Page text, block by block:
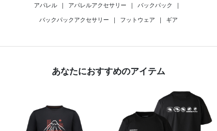
アパレル | アパレルアクセサリー | バックパック
|
バックパックアクセサリー
| フットウェア | ギア
あなたにおすすめのアイテム